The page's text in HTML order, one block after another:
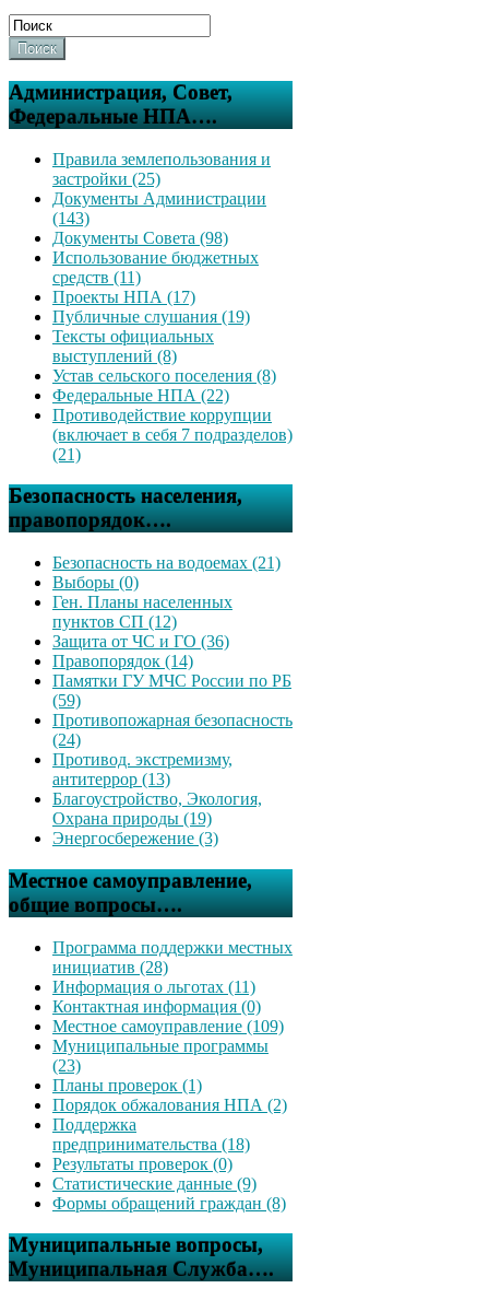
Поиск
Администрация, Совет,
Федеральные НПА….
Правила землепользования и
застройки (25)
Документы Администрации
(143)
Документы Совета (98)
Использование бюджетных
средств (11)
Проекты НПА (17)
Публичные слушания (19)
Тексты официальных
выступлений (8)
Устав сельского поселения (8)
Федеральные НПА (22)
Противодействие коррупции
(включает в себя 7 подразделов)
(21)
Безопасность населения,
правопорядок….
Безопасность на водоемах (21)
Выборы (0)
Ген. Планы населенных
пунктов СП (12)
Защита от ЧС и ГО (36)
Правопорядок (14)
Памятки ГУ МЧС России по РБ
(59)
Противопожарная безопасность
(24)
Противод. экстремизму,
антитеррор (13)
Благоустройство, Экология,
Охрана природы (19)
Энергосбережение (3)
Местное самоуправление,
общие вопросы….
Программа поддержки местных
инициатив (28)
Информация о льготах (11)
Контактная информация (0)
Местное самоуправление (109)
Муниципальные программы
(23)
Планы проверок (1)
Порядок обжалования НПА (2)
Поддержка
предпринимательства (18)
Результаты проверок (0)
Статистические данные (9)
Формы обращений граждан (8)
Муниципальные вопросы,
Муниципальная Служба….